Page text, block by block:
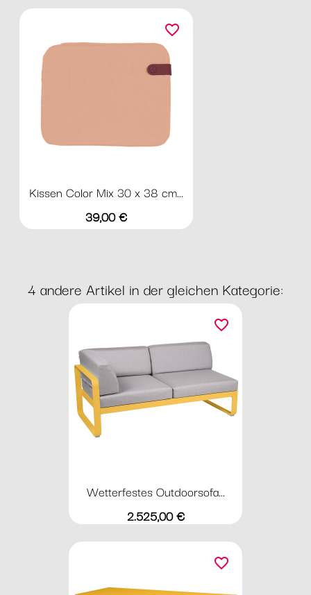
Kissen Color Mix 30 x 38 cm...
Preis
39,00 €
favorite_border
4 andere Artikel in der gleichen Kategorie:
Wetterfestes Outdoorsofa...
Preis
2.525,00 €
favorite_border
favorite_border